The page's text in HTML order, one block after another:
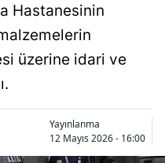
Bingöl
Bolu
Burdur
Hastanesinin
üzerine idari ve
Yayınlanma
12 Mayıs 2026 - 16:00